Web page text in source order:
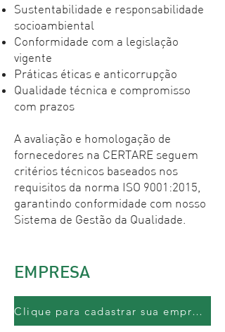
Sustentabilidade e responsabilidade
socioambiental
Conformidade com a legislação
vigente
Práticas éticas e anticorrupção
Qualidade técnica e compromisso
com prazos
A avaliação e homologação de
fornecedores na CERTARE seguem
critérios técnicos baseados nos
requisitos da norma ISO 9001:2015,
garantindo conformidade com nosso
Sistema de Gestão da Qualidade.
EMPRESA
Clique para cadastrar sua empresa